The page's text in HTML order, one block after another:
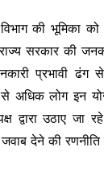
की भूमिका को
सरकार की
प्रभावी
अधिक लोग इन
द्वारा उठाए जा
देने की रणनीति